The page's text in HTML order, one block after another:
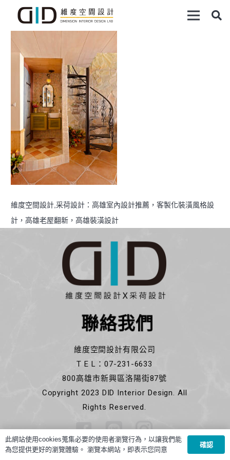
維度空間設計,采荷設計：高雄室內設計推薦，客製化裝潢風格設
計，高雄老屋翻新，高雄裝潢設計
聯絡我們
維度空間設計有限公司
T E L：07-231-6633
800高雄市新興區洛陽街87號
Copyright 2023 DID Interior Design. All
Rights Reserved.
此網站使用cookies蒐集必要的使用者瀏覽行為，以讓我們能
為您提供更好的瀏覽體驗。 瀏覽本網站，即表示您同意
確認